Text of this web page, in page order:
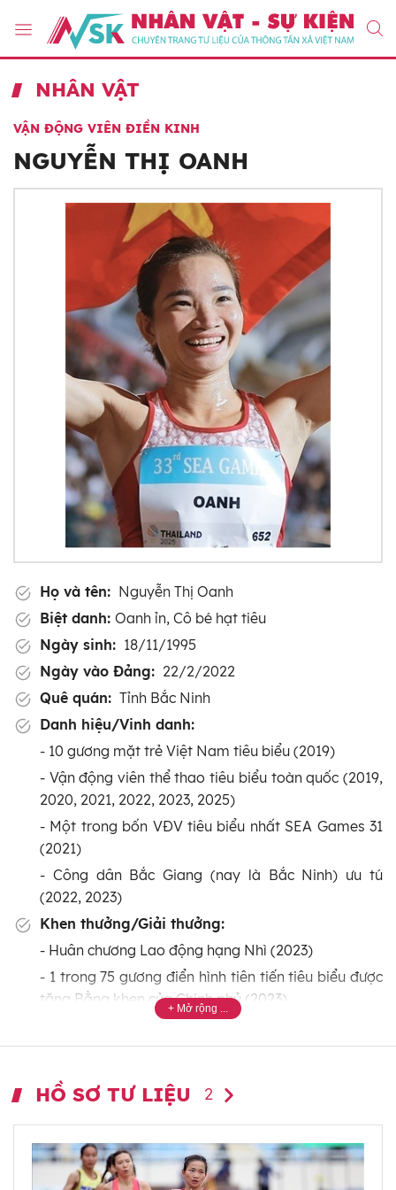
NHÂN VẬT
VẬN ĐỘNG VIÊN ĐIỀN KINH
NGUYỄN THỊ OANH
Họ và tên: Nguyễn Thị Oanh
Biệt danh: Oanh ỉn, Cô bé hạt tiêu
Ngày sinh: 18/11/1995
Ngày vào Đảng: 22/2/2022
Quê quán: Tỉnh Bắc Ninh
Danh hiệu/Vinh danh:
- 10 gương mặt trẻ Việt Nam tiêu biểu (2019)
- Vận động viên thể thao tiêu biểu toàn quốc (2019,
2020, 2021, 2022, 2023, 2025)
- Một trong bốn VĐV tiêu biểu nhất SEA Games 31
(2021)
- Công dân Bắc Giang (nay là Bắc Ninh) ưu tú
(2022, 2023)
Khen thưởng/Giải thưởng:
- Huân chương Lao động hạng Nhì (2023)
- 1 trong 75 gương điển hình tiên tiến tiêu biểu được
tặng Bằng khen của Chính phủ (2023)
hiến (2022, 2023)
- Giải thưởng "Thanh niên sống đẹp" (2023)
Thông tin cá nhân:
- Môn thể thao: Điền kinh
- Nội dung: Chạy trung bình (1.500 m); Chạy dài
HỒ SƠ TƯ LIỆU 2